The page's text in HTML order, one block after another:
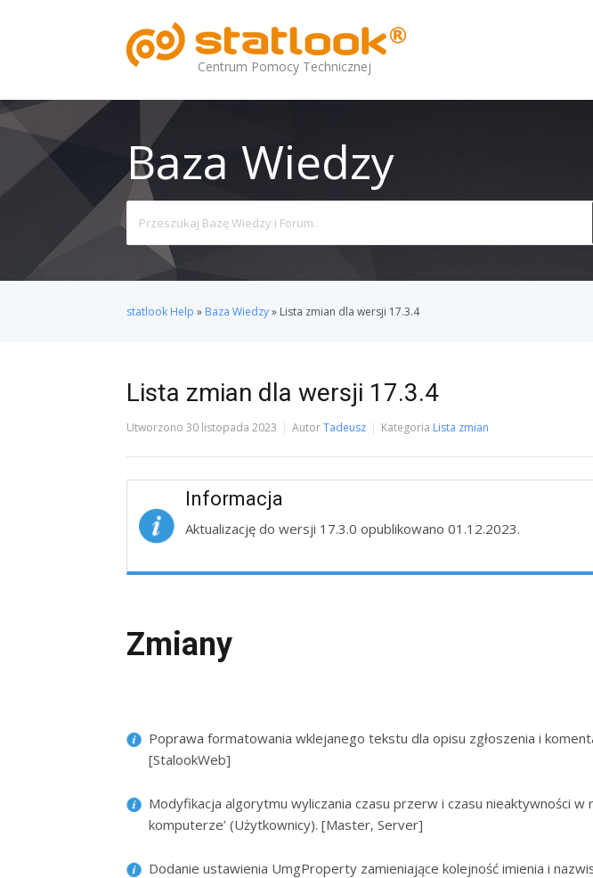
Centrum Pomocy Technicznej
Baza Wiedzy
For
statlook Help » Baza Wiedzy» Lista zmian dla wersji 17.3.4
Lista zmian dla wersji 17.3.4
Utworzono 30 listopada 2023 AutorTadeusz Kategoria Lista zmian
Informacja
Aktualizację do wersji 17.3.0 opublikowano 01.12.2023.
Zmiany
Poprawa formatowania wklejanego tekstu dla opisu zgłoszenia i
[StalookWeb]
Modyfikacja algorytmu wyliczania czasu przerw i czasu nieaktywności w
komputerze’ (Użytkownicy). [Master, Server]
Dodanie ustawienia UmgProperty zamieniające kolejność imienia i